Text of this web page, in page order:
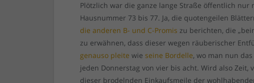
Plötzlich war die ganze lange Straße öffentlich
Hausnummer 73 bis 77. Ja, die quotengeilen
die anderen B- und C-Promis zu berichten, die
zu erwähnen, dass dieser wegen räuberischer
genauso pleite wie seine Bordelle, wo man nun
jeden Donnerstag von vier bis acht. Wird also
dieser brodelnden Einkaufsmeile der